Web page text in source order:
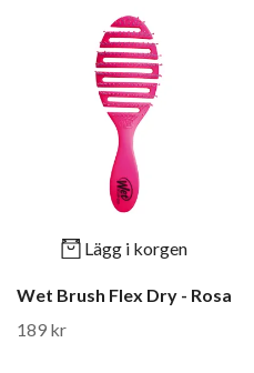
Lägg i korgen
Wet Brush Flex Dry - Rosa
189 kr